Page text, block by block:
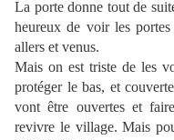
La porte donne tout de
heureux de voir les
allers et venus.
Mais on est triste de les
protéger le bas, et
vont être ouvertes et
revivre le village. Mais